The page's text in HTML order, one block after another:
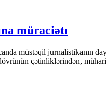
müraciətı
müstəqil jurnalistikanın
çətinliklərindən,